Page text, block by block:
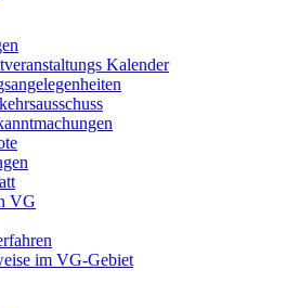
Kalender
VG
im VG-Gebiet